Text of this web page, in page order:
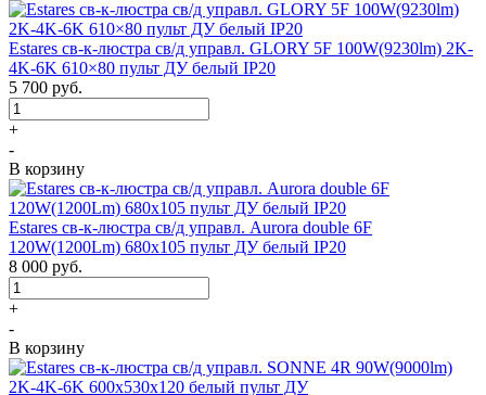
Estares св-к-люстра св/д управл. GLORY 5F 100W(9230lm) 2K-
4K-6K 610×80 пульт ДУ белый IP20
5 700 руб.
+
-
В корзину
Estares св-к-люстра св/д управл. Aurora double 6F
120W(1200Lm) 680х105 пульт ДУ белый IP20
8 000 руб.
+
-
В корзину